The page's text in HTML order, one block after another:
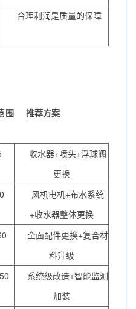
合理利润是质量的保障
围
推荐方案
收水器+喷头+浮球阀
更换
风机电机+布水系统
+收水器整体更换
全面配件更换+复合材
料升级
系统级改造+智能监测
加装